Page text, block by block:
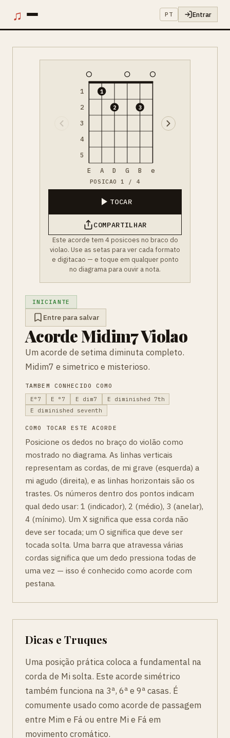
♫ PT Entrar
1
2
3
4
5
1
2 3
E A D G B e
POSICAO 1 / 4
TOCAR
COMPARTILHAR
Este acorde tem 4 posicoes no braco do
violao. Use as setas para ver cada formato
e digitacao — e toque em qualquer ponto
no diagrama para ouvir a nota.
INICIANTE
Entre para salvar
Acorde Midim7 Violao
Um acorde de setima diminuta completo.
Midim7 e simetrico e misterioso.
TAMBEM CONHECIDO COMO
E°7
E °7 E dim7
E diminished 7th
E diminished seventh
COMO TOCAR ESTE ACORDE
Posicione os dedos no braço do violão como
mostrado no diagrama. As linhas verticais
representam as cordas, de mi grave (esquerda) a
mi agudo (direita), e as linhas horizontais são os
trastes. Os números dentro dos pontos indicam
qual dedo usar: 1 (indicador), 2 (médio), 3 (anelar),
4 (mínimo). Um X significa que essa corda não
deve ser tocada; um O significa que deve ser
tocada solta. Uma barra que atravessa várias
cordas significa que um dedo pressiona todas de
uma vez — isso é conhecido como acorde com
pestana.
Dicas e Truques
Uma posição prática coloca a fundamental na
corda de Mi solta. Este acorde simétrico
também funciona na 3ª, 6ª e 9ª casas. É
comumente usado como acorde de passagem
entre Mim e Fá ou entre Mi e Fá em
movimento cromático.